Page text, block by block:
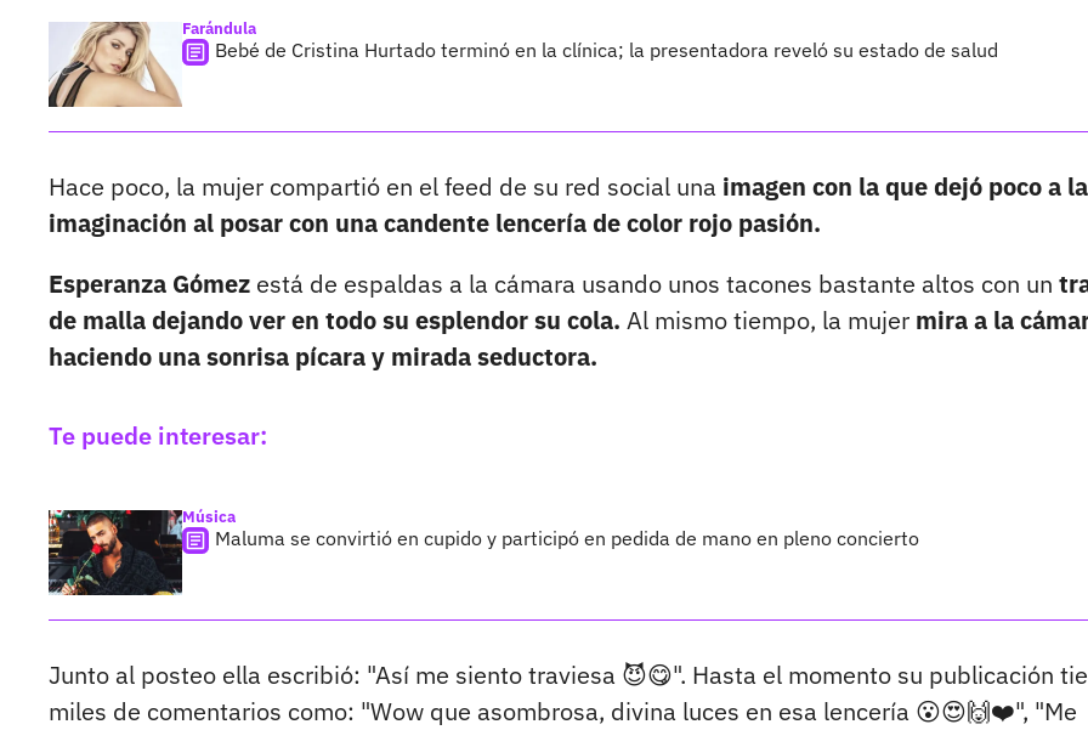
Farándula
Bebé de Cristina Hurtado terminó en la clínica; la presentadora reveló su estado de salud
Hace poco, la mujer compartió en el feed de su red social una imagen con la que dejó poco a la
imaginación al posar con una candente lencería de color rojo pasión.
Esperanza Gómez está de espaldas a la cámara usando unos tacones bastante altos con un
de malla dejando ver en todo su esplendor su cola. Al mismo tiempo, la mujer mira a la
haciendo una sonrisa pícara y mirada seductora.
Te puede interesar:
Música
Maluma se convirtió en cupido y participó en pedida de mano en pleno concierto
Junto al posteo ella escribió: "Así me siento traviesa 😈😋". Hasta el momento su publicación
miles de comentarios como: "Wow que asombrosa, divina luces en esa lencería 😮😍🙌❤️", "Me